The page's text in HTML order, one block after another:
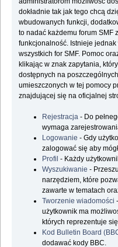
dokładnie tak jak tego chcą
wbudowanych funkcji,
to nadać każdemu forum SMF
funkcjonalność. Istnieje
wszystkich for SMF. Pomoc
klikając w znak zapytania,
dostępnych na
umieszczonych w tej pomocy
znajdującej się na oficjalnej
Rejestracja - Do
wymaga
Logowanie - Gdy
zalogować się aby
Profil - Każdy
Wyszukiwanie -
narzędziem, które
zawarte w tematach
Tworzenie wiadomości
użytkownik ma
których reprezentuje
Kod Bulletin Board
dodawać kody BBC.